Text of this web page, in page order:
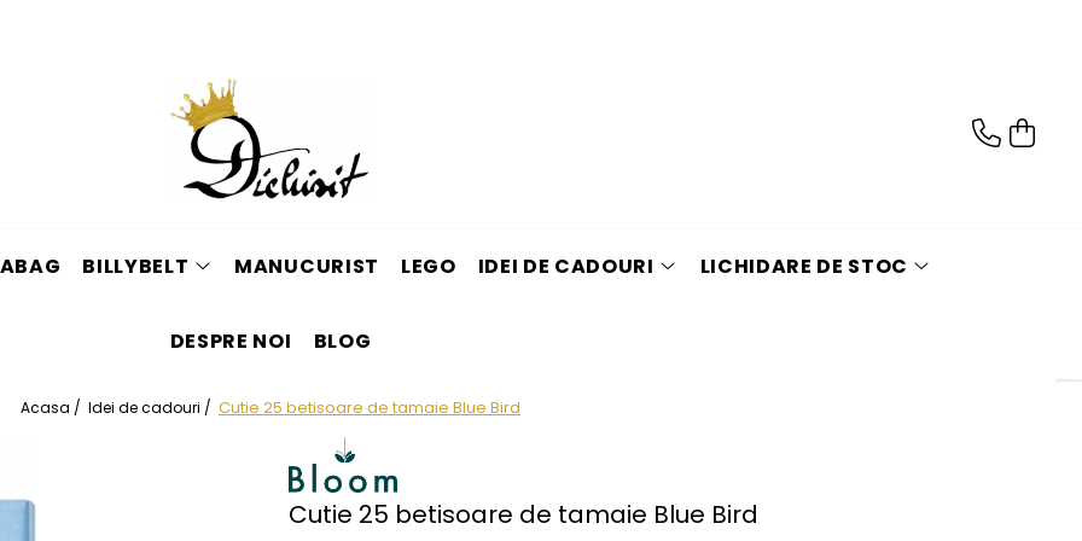
BILLYBELT MANUCURIST LEGO IDEI DE CADOURI LICHIDARE DE STOC
DESPRE NOI BLOG
Acasa / Idei de cadouri / Cutie 25 betisoare de tamaie Blue Bird
Cutie 25 betisoare de tamaie Blue Bird